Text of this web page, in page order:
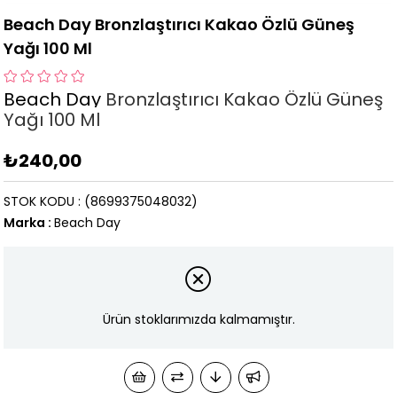
Beach Day Bronzlaştırıcı Kakao Özlü Güneş
Yağı 100 Ml
Beach Day Bronzlaştırıcı Kakao Özlü Güneş
Yağı 100 Ml
₺240,00
STOK KODU
(8699375048032)
Marka : Beach Day
Ürün stoklarımızda kalmamıştır.